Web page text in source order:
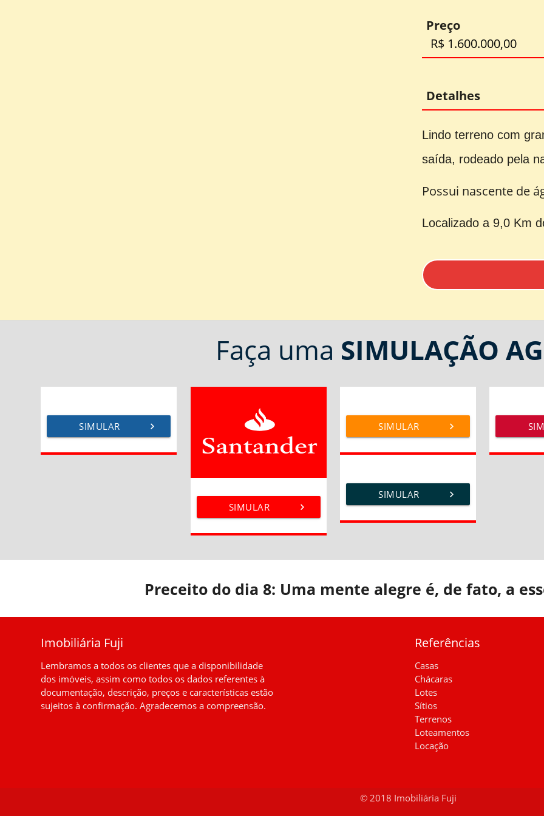
Preço
R$ 1.600.000,00
Detalhes
Lindo terreno com
saída, rodeado pela
Possui nascente de
Localizado a 9,0 Km
Faça uma SIMULAÇÃO
chevron_right
SIMULAR
chevron_right
SIMULAR
chevron_right
SIMULAR
chevron_right
SIMULAR
Preceito do dia 8: Uma mente alegre é, de fato, a
Imobiliária Fuji
Lembramos a todos os clientes que a disponibilidade
dos imóveis, assim como todos os dados referentes à
documentação, descrição, preços e características estão
sujeitos à confirmação. Agradecemos a compreensão.
Referências
Casas
Chácaras
Lotes
Sítios
Terrenos
Loteamentos
Locação
© 2018 Imobiliária Fuji